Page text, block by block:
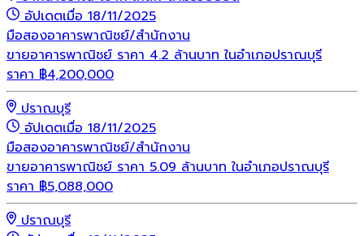
อัปเดตเมื่อ 18/11/2025
มือสองอาคารพาณิชย์/สำนักงาน
ขายอาคารพาณิชย์ ราคา 4.2 ล้านบาท ในอำเภอปราณบุรี
ราคา ฿4,200,000
ปราณบุรี
อัปเดตเมื่อ 18/11/2025
มือสองอาคารพาณิชย์/สำนักงาน
ขายอาคารพาณิชย์ ราคา 5.09 ล้านบาท ในอำเภอปราณบุรี
ราคา ฿5,088,000
ปราณบุรี